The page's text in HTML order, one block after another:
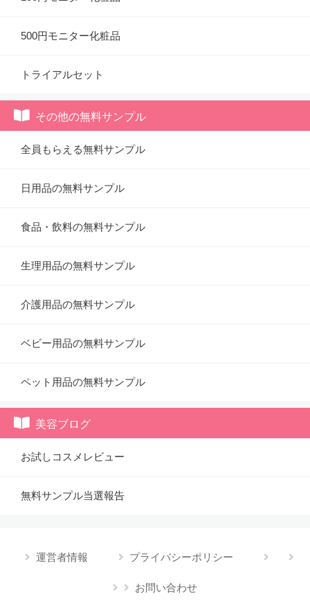
500円モニター化粧品
トライアルセット
その他の無料サンプル
全員もらえる無料サンプル
日用品の無料サンプル
食品・飲料の無料サンプル
生理用品の無料サンプル
介護用品の無料サンプル
ベビー用品の無料サンプル
ペット用品の無料サンプル
美容ブログ
お試しコスメレビュー
無料サンプル当選報告
運営者情報 プライバシーポリシー
お問い合わせ